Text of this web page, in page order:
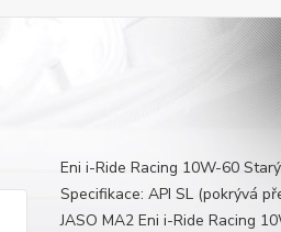
Eni i-Ride Racing 10W-60
Specifikace: API SL (pokrývá
JASO MA2 Eni i-Ride Racing